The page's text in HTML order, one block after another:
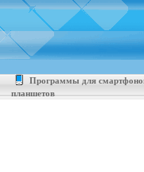
Программы для
планшетов